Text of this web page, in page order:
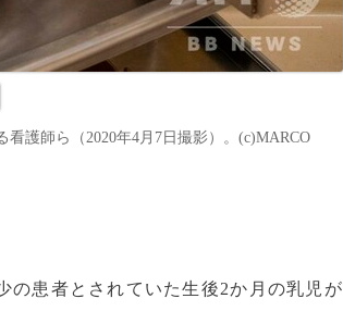
護師ら（2020年4月7日撮影）。(c)MARCO
の患者とされていた生後2か月の乳児が